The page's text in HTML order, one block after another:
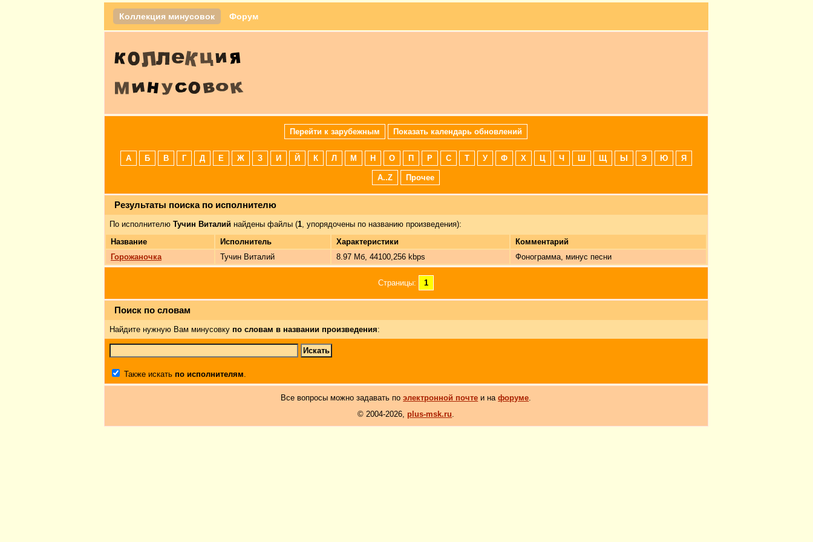
Коллекция минусовок Форум
Перейти к зарубежным Показать календарь обновлений
А Б В Г Д Е Ж З И Й К Л М Н О П Р С Т У Ф Х Ц Ч Ш Щ Ы Э Ю Я
A..Z Прочее
Результаты поиска по исполнителю
По исполнителю Тучин Виталий найдены файлы (1, упорядочены по названию произведения):
Название
Исполнитель Характеристики
Комментарий
Горожаночка
Тучин Виталий 8.97 Мб, 44100,256 kbps Фонограмма, минус песни
Страницы: 1
Поиск по словам
Найдите нужную Вам минусовку по словам в названии произведения:
Также искать по исполнителям.
Все вопросы можно задавать поэлектронной почте и нафоруме
© 2004-2026, plus-msk.ru